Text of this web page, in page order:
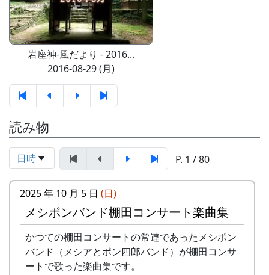
岩座神-風だより - 2016...
2016-08-29 (月)
読み物
日時 P. 1 / 80
2025 年 10 月 5 日 (日)
メシポンバンド棚田コンサート楽曲集
かつての棚田コンサートの常連であったメシポン
バンド（メシアとポン四郎バンド）が棚田コンサ
ートで歌った楽曲集です。